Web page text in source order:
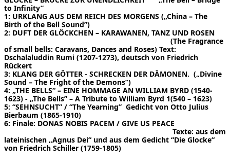
to Infinity”
1: URKLANG AUS DEM REICH DES MORGENS („China – The
Birth of the Bell Sound”)
2: DUFT DER GLÖCKCHEN – KARAWANEN, TANZ UND ROSEN
(The Fragrance
of small bells: Caravans, Dances and Roses) Text:
Dschalaluddin Rumi (1207-1273), deutsch von Friedrich
Rückert
3: KLANG DER GÖTTER - SCHRECKEN DER DÄMONEN. („Divine
Sound – The Fright of the Demons”)
4: „THE BELLS“ – EINE HOMMAGE AN WILLIAM BYRD (1540-
1623) - „The Bells” – A Tribute to William Byrd 1(540 – 1623)
5: “SEHNSUCHT” / “The Yearning” Gedicht von Otto Julius
Bierbaum (1865-1910)
6: Finale: DONAS NOBIS PACEM / GIVE US PEACE
Texte: aus dem
lateinischen „Agnus Dei“ und aus dem Gedicht “Die Glocke“
von Friedrich Schiller (1759-1805)